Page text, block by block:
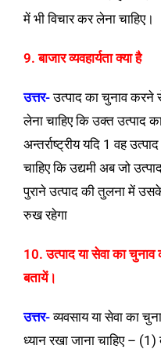
में भी विचार कर लेना चाहिए।
9. बाजार व्यवहार्यता क्या है
उत्तर-उत्पाद का चुनाव करने
लेना चाहिए कि उक्त उत्पाद का
अन्तर्राष्ट्रीय यदि 1 वह
चाहिए कि उद्यमी अब जो
पुराने उत्पाद की तुलना में
रुख रहेगा
10. उत्पाद या सेवा का
बतायें।
उत्तर-व्यवसाय या सेवा का
ध्यान रखा जाना चाहिए – (1)